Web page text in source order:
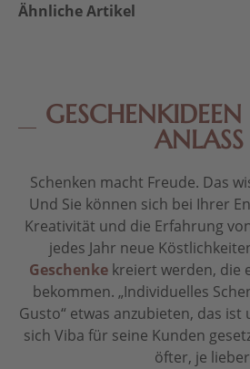
Ähnliche Artikel
GESCHENKIDEEN
ANLASS
Schenken macht Freude. Das
Und Sie können sich bei Ihrer
Kreativität und die Erfahrung
jedes Jahr neue
Geschenkekreiert werden, die
bekommen. „Individuelles
Gusto“ etwas anzubieten, das
sich Viba für seine Kunden
öfter, je